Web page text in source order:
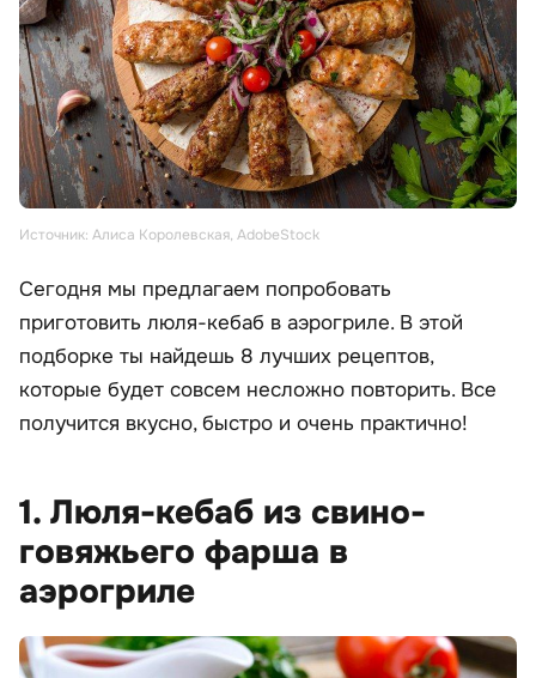
Источник: Алиса Королевская, AdobeStock
Сегодня мы предлагаем попробовать
приготовить люля-кебаб в аэрогриле. В этой
подборке ты найдешь 8 лучших рецептов,
которые будет совсем несложно повторить. Все
получится вкусно, быстро и очень практично!
1. Люля-кебаб из свино-
говяжьего фарша в
аэрогриле